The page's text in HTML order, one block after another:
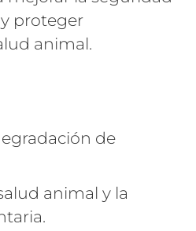
proteger
animal.
de
animal y la